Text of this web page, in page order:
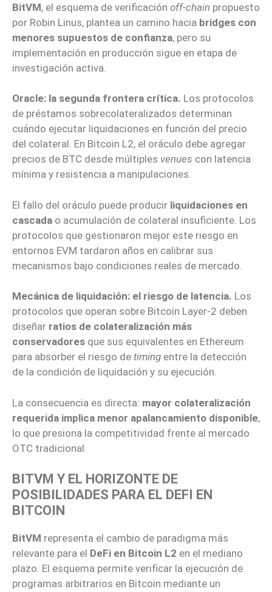
BitVM, el esquema de verificación off-chain propuesto
por Robin Linus, plantea un camino hacia bridges con
menores supuestos de confianza, pero su
implementación en producción sigue en etapa de
investigación activa.
Oracle: la segunda frontera crítica. Los protocolos
de préstamos sobrecolateralizados determinan
cuándo ejecutar liquidaciones en función del precio
del colateral. En Bitcoin L2, el oráculo debe agregar
precios de BTC desde múltiples venues con latencia
mínima y resistencia a manipulaciones.
El fallo del oráculo puede producir liquidaciones en
cascada o acumulación de colateral insuficiente. Los
protocolos que gestionaron mejor este riesgo en
entornos EVM tardaron años en calibrar sus
mecanismos bajo condiciones reales de mercado.
Mecánica de liquidación: el riesgo de latencia. Los
protocolos que operan sobre Bitcoin Layer-2 deben
diseñar ratios de colateralización más
conservadores que sus equivalentes en Ethereum
para absorber el riesgo de timing entre la detección
de la condición de liquidación y su ejecución.
La consecuencia es directa: mayor colateralización
requerida implica menor apalancamiento disponible,
lo que presiona la competitividad frente al mercado
OTC tradicional.
BITVM Y EL HORIZONTE DE
POSIBILIDADES PARA EL DEFI EN
BITCOIN
BitVM representa el cambio de paradigma más
relevante para el DeFi en Bitcoin L2 en el mediano
plazo. El esquema permite verificar la ejecución de
programas arbitrarios en Bitcoin mediante un